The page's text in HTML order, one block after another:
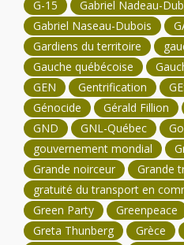
G-15
Gabriel Nadeau-
Gabriel Naseau-Dubois
Gardiens du territoire
Gauche québécoise
GEN
Gentrification
Génocide
Gérald Fillion
GND
GNL-Québec
gouvernement mondial
Grande noirceur
Grande
gratuité du transport en
Green Party
Greenpeace
Greta Thunberg
Grèce